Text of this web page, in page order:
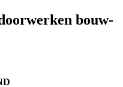
bouw-